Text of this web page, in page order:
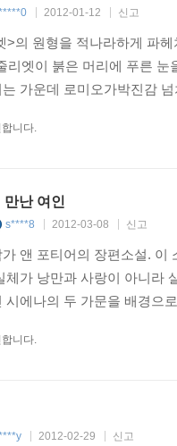
2012-01-12 신고
>의 원형을 적나라하게 파
리엣이 붉은 머리에 푸른
가운데 로미오가박진감
니다.
만난 여인
s****8 2012-03-08 신고
앤 포티어의 장편소설.
체가 낭만과 사랑이 아니라
시에나의 두 가문을 배경으
니다.
2012-02-29 신고